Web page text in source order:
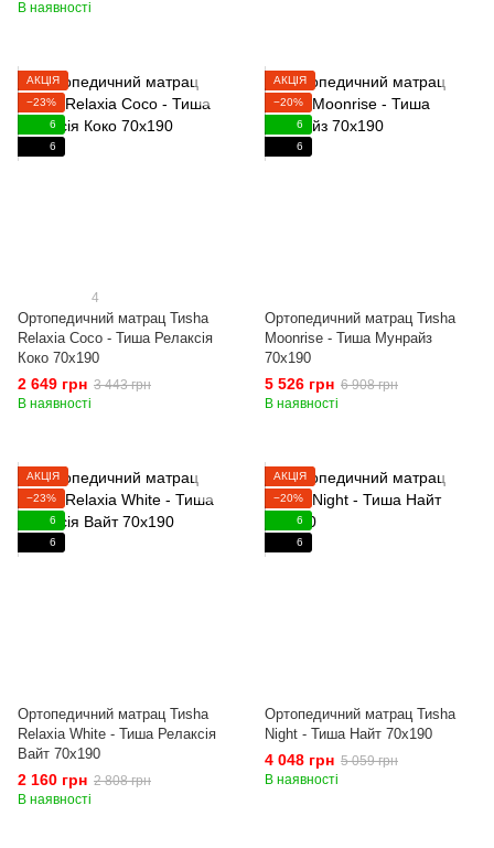
В наявності
АКЦІЯ
−23%
6
6
4
Ортопедичний матрац Тиshа
Relaxia Coco - Тиша Релаксія
Коко 70x190
2 649 грн 3 443 грн
В наявності
АКЦІЯ
−20%
6
6
Ортопедичний матрац Тиshа
Moonrise - Тиша Мунрайз
70x190
5 526 грн 6 908 грн
В наявності
АКЦІЯ
−23%
6
6
Ортопедичний матрац Тиshа
Relaxia White - Тиша Релаксія
Вайт 70x190
2 160 грн 2 808 грн
В наявності
АКЦІЯ
−20%
6
6
Ортопедичний матрац Тиshа
Night - Тиша Найт 70x190
4 048 грн 5 059 грн
В наявності